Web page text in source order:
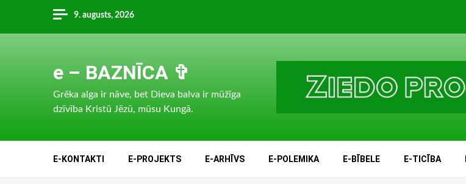
content
9. augusts, 2026
e – BAZNĪCA ✞
Grēka alga ir nāve, bet Dieva balva ir mūžīga
dzīvība Kristū Jēzū, mūsu Kungā.
E-KONTAKTI E-PROJEKTS E-ARHĪVS E-POLEMIKA E-BĪBELE E-TICĪBA